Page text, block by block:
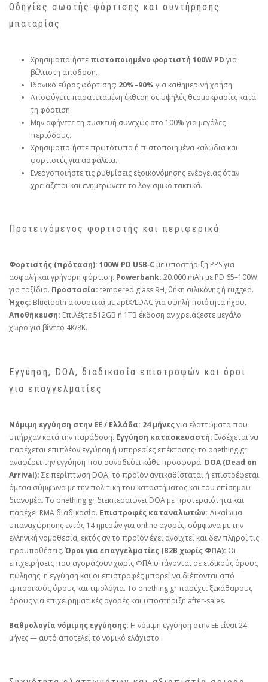
Οδηγίες σωστής φόρτισης και συντήρησης
μπαταρίας
Χρησιμοποιήστε πιστοποιημένο φορτιστή 100W PD για
βέλτιστη απόδοση.
Ιδανικό εύρος φόρτισης: 20%–90% για καθημερινή χρήση.
Αποφύγετε παρατεταμένη έκθεση σε υψηλές θερμοκρασίες κατά
τη φόρτιση.
Μην αφήνετε τη συσκευή συνεχώς στο 100% για μεγάλες
περιόδους.
Χρησιμοποιήστε πρωτότυπα ή πιστοποιημένα καλώδια και
φορτιστές για ασφάλεια.
Ενεργοποιήστε τις ρυθμίσεις εξοικονόμησης ενέργειας όταν
χρειάζεται και ενημερώνετε το λογισμικό τακτικά.
Προτεινόμενος φορτιστής και περιφερικά
Φορτιστής (πρόταση): 100W PD USB‑C με υποστήριξη PPS για
ασφαλή και γρήγορη φόρτιση. Powerbank: 20.000 mAh με PD 65–100W
για ταξίδια. Προστασία: tempered glass 9H, θήκη σιλικόνης ή rugged.
Ήχος: Bluetooth ακουστικά με aptX/LDAC για υψηλή ποιότητα ήχου.
Αποθήκευση: Επιλέξτε 512GB ή 1TB έκδοση αν χρειάζεστε μεγάλο
χώρο για βίντεο 4K/8K.
Εγγύηση, DOA, διαδικασία επιστροφών και όροι
για επαγγελματίες
Νόμιμη εγγύηση στην ΕΕ / Ελλάδα: 24 μήνεςγια ελαττώματα που
υπήρχαν κατά την παράδοση. Εγγύηση κατασκευαστή: Ενδέχεται να
παρέχεται επιπλέον εγγύηση ή υπηρεσίες επέκτασης· το onething.gr
αναφέρει την εγγύηση που συνοδεύει κάθε προσφορά. DOA (Dead on
Arrival): Σε περίπτωση DOA, το προϊόν αντικαθίσταται ή επιστρέφεται
άμεσα σύμφωνα με την πολιτική του καταστήματος και του επίσημου
διανομέα. Το onething.gr διεκπεραιώνει DOA με προτεραιότητα και
παρέχει RMA διαδικασία. Επιστροφές καταναλωτών: Δικαίωμα
υπαναχώρησης εντός 14 ημερών για online αγορές, σύμφωνα με την
ελληνική νομοθεσία, εκτός αν το προϊόν έχει ανοιχτεί και δεν πληροί τις
προϋποθέσεις.Όροι για επαγγελματίες (B2B χωρίς ΦΠΑ): Οι
επιχειρήσεις που αγοράζουν χωρίς ΦΠΑ υπάγονται σε ειδικούς όρους
πώλησης· η εγγύηση και οι επιστροφές μπορεί να διέπονται από
εμπορικούς όρους και τιμολόγια. Το onething.gr παρέχει ξεκάθαρους
όρους για επιχειρηματικές αγορές και υποστήριξη after‑sales.
Βαθμολογία νόμιμης εγγύησης: Η νόμιμη εγγύηση στην ΕΕ είναι 24
μήνες — αυτό αποτελεί το νομικό ελάχιστο.